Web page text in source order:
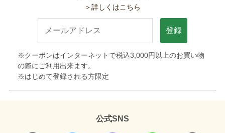
＞詳しくはこちら
登録
※クーポンはインターネットで税込3,000円以上のお買い物
の際にご利用出来ます。
※はじめて登録される方限定
公式SNS